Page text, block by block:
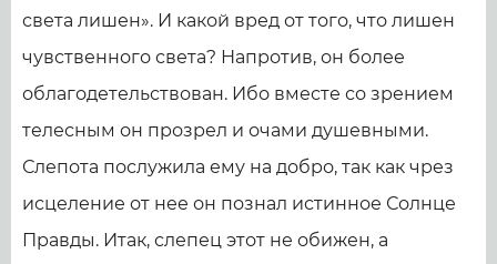
света лишен». И какой вред от того, что лишен
чувственного света? Напротив, он более
облагодетельствован. Ибо вместе со зрением
телесным он прозрел и очами душевными.
Слепота послужила ему на добро, так как чрез
исцеление от нее он познал истинное Солнце
Правды. Итак, слепец этот не обижен, а